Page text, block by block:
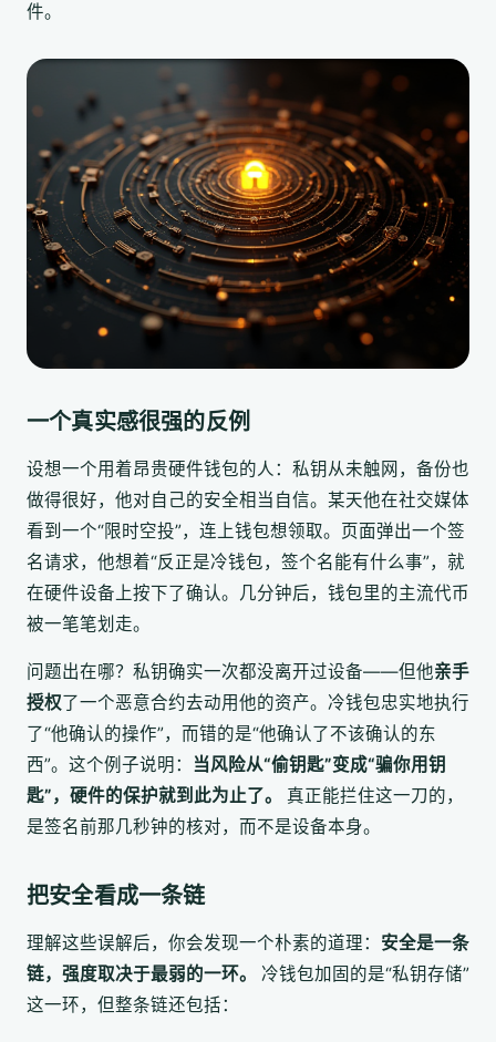
件。
一个真实感很强的反例
设想一个用着昂贵硬件钱包的人：私钥从未触网，备份也
做得很好，他对自己的安全相当自信。某天他在社交媒体
看到一个“限时空投”，连上钱包想领取。页面弹出一个签
名请求，他想着“反正是冷钱包，签个名能有什么事”，就
在硬件设备上按下了确认。几分钟后，钱包里的主流代币
被一笔笔划走。
问题出在哪？私钥确实一次都没离开过设备——但他亲手
授权了一个恶意合约去动用他的资产。冷钱包忠实地执行
了“他确认的操作”，而错的是“他确认了不该确认的东
西”。这个例子说明： 当风险从“偷钥匙”变成“骗你用钥
匙”，硬件的保护就到此为止了。
真正能拦住这一刀的，
是签名前那几秒钟的核对，而不是设备本身。
把安全看成一条链
理解这些误解后，你会发现一个朴素的道理： 安全是一条
链，强度取决于最弱的一环。
冷钱包加固的是“私钥存储”
这一环，但整条链还包括：